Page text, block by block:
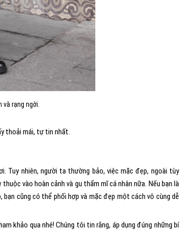
rạng ngời.
thoải mái, tự tin nhất.
Tuy nhiên, người ta thường bảo, việc mặc đẹp, ngoài tùy
vào hoàn cảnh và gu thẩm mĩ cá nhân nữa. Nếu bạn là
cũng có thể phối hợp và mặc đẹp một cách vô cùng dễ
khảo qua nhé! Chúng tôi tin rằng, áp dụng đúng những bí